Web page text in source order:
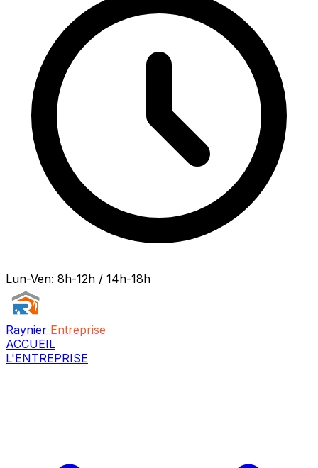
Lun-Ven: 8h-12h / 14h-18h
Raynier Entreprise
ACCUEIL
L'ENTREPRISE